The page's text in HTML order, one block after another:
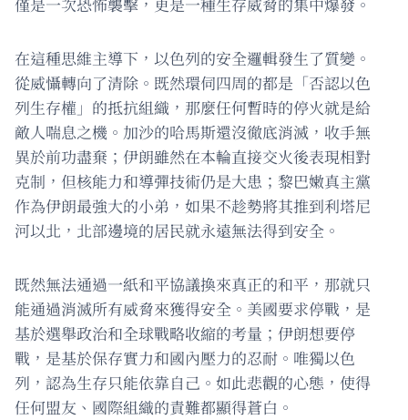
在這種思維主導下，以色列的安全邏輯發生了質變。
從威懾轉向了清除。既然環伺四周的都是「否認以色
列生存權」的抵抗組織，那麼任何暫時的停火就是給
敵人喘息之機。加沙的哈馬斯還沒徹底消滅，收手無
異於前功盡棄；伊朗雖然在本輪直接交火後表現相對
克制，但核能力和導彈技術仍是大患；黎巴嫩真主黨
作為伊朗最強大的小弟，如果不趁勢將其推到利塔尼
河以北，北部邊境的居民就永遠無法得到安全。
既然無法通過一紙和平協議換來真正的和平，那就只
能通過消滅所有威脅來獲得安全。美國要求停戰，是
基於選舉政治和全球戰略收縮的考量；伊朗想要停
戰，是基於保存實力和國內壓力的忍耐。唯獨以色
列，認為生存只能依靠自己。如此悲觀的心態，使得
任何盟友、國際組織的責難都顯得蒼白。